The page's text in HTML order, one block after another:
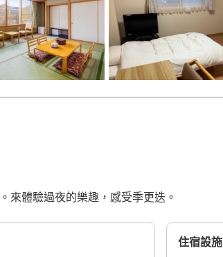
來體驗過夜的樂趣，感受季更迭。
住宿設施